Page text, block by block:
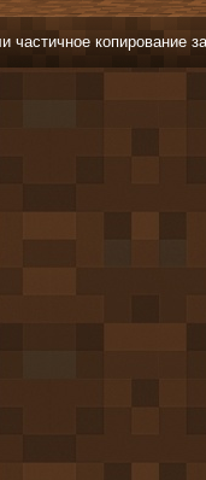
частичное копирование